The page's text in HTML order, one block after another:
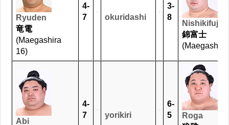
Ryuden
竜電
(Maegashira
16)
4-
7
okuridashi
3-
8
Nishikifuji
錦富士
(Maegashira
Abi
4-
7
yorikiri
6-
5
Roga